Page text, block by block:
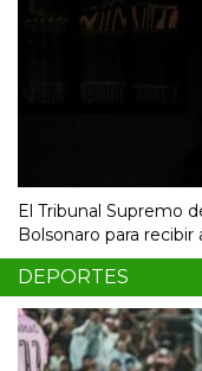
El Tribunal Supremo
Bolsonaro para recibir
DEPORTES